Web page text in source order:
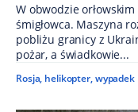
W obwodzie
śmigłowca. Maszyna
pobliżu granicy z
pożar, a świadkowie...
Rosja, helikopter,wypadek